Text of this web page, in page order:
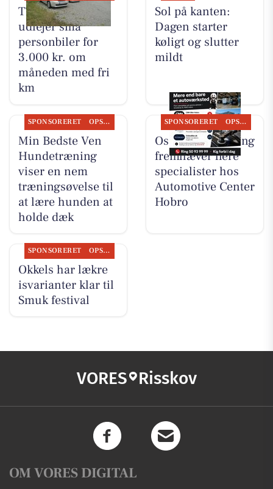
TT CARS ApS
udlejer små
personbiler for
3.000 kr. om
måneden med fri
km
Sol på kanten:
Dagen starter
køligt og slutter
mildt
SPONSORERET OPSLAGSTAVLEN
Min Bedste Ven
Hundetræning
viser en nem
træningsøvelse til
at lære hunden at
holde dæk
SPONSORERET OPSLAGSTAVLEN
Oscar Biludlejning
fremhæver flere
specialister hos
Automotive Center
Hobro
SPONSORERET OPSLAGSTAVLEN
Okkels har lækre
isvarianter klar til
Smuk festival
VORES Risskov
OM VORES DIGITAL